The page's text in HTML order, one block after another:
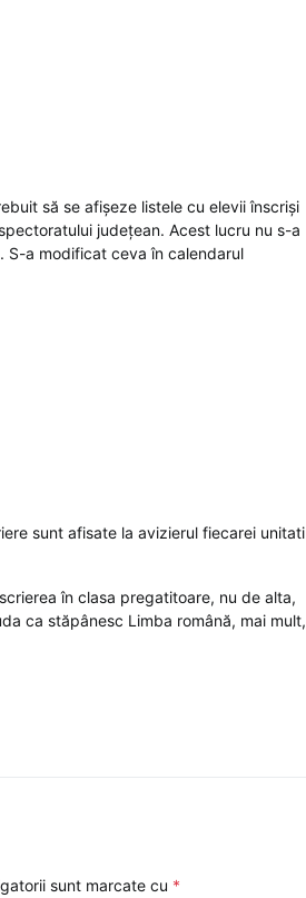
să se afișeze listele cu elevii înscriși
județean. Acest lucru nu s-a
S-a modificat ceva în calendarul
sunt afisate la avizierul fiecarei unitati
în clasa pregatitoare, nu de alta,
ca stăpânesc Limba română, mai mult,
sunt marcate cu *